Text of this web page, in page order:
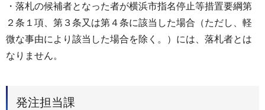
・落札の候補者となった者が横浜市指名停止等措置要綱第
２条１項、第３条又は第４条に該当した場合（ただし、軽
微な事由により該当した場合を除く。）には、落札者とは
なりません。
発注担当課